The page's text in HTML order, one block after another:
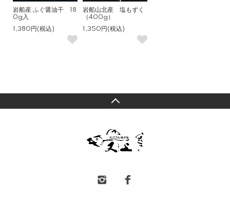
岩船産 ふぐ醤油干 18
0g入
1,380円(税込)
岩船山北産 塩もずく
（400g）
1,350円(税込)